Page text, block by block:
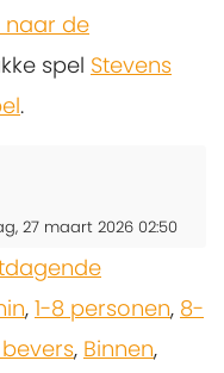
naar de
spel Stevens
.
27 maart 2026 02:50
, 1-8 personen, 8-
, Binnen,